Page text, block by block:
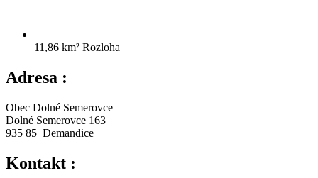
11,86 km² Rozloha
Adresa :
Obec Dolné Semerovce
Dolné Semerovce 163
935 85 Demandice
Kontakt :